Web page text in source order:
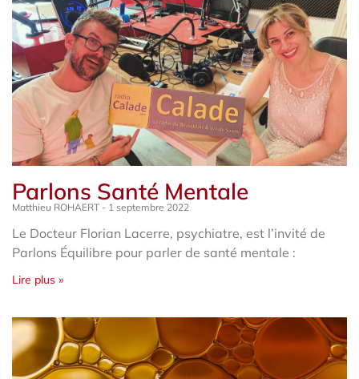
Parlons Santé Mentale
Matthieu ROHAERT 1 septembre 2022
Le Docteur Florian Lacerre, psychiatre, est l’invité de
Parlons Équilibre pour parler de santé mentale :
Lire plus »